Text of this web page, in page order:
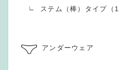
ステム（棒）タイプ（1
アンダーウェア